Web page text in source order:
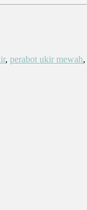
, perabot ukir mewah,